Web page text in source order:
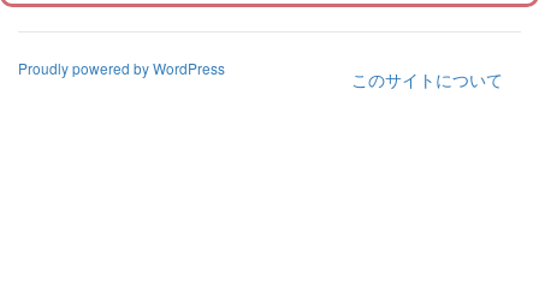
このサイトについて
Proudly powered by WordPress